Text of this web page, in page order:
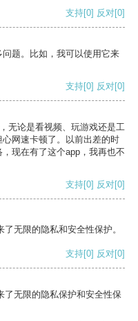
支持[0] 反对[0]
题。比如，我可以使用它来
支持[0] 反对[0]
无论是看视频、玩游戏还是工
网速卡顿了。以前出差的时
现在有了这个app，我再也不
支持[0] 反对[0]
无限的隐私和安全性保护。
支持[0] 反对[0]
了无限的隐私保护和安全性保